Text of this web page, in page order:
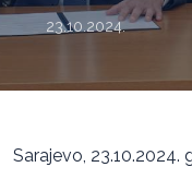
23.10.2024.
Sarajevo, 23.10.2024.